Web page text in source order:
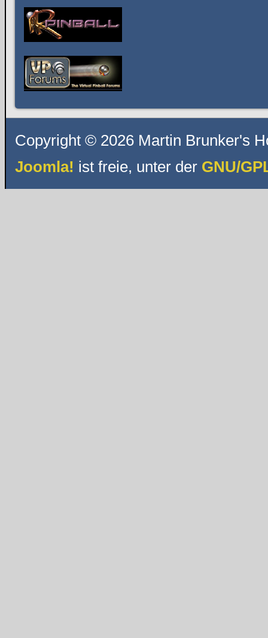
Copyright © 2026 Martin Brunker's
Joomla! ist freie, unter der GNU/